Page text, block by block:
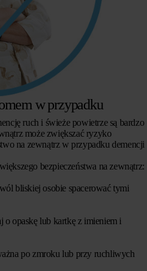
w przypadku
ruch i świeże powietrze są bardzo
może zwiększać ryzyko
na zewnątrz w przypadku demencji
bezpieczeństwa na zewnątrz:
bliskiej osobie spacerować tymi
o opaskę lub kartkę z imieniem i
po zmroku lub przy ruchliwych